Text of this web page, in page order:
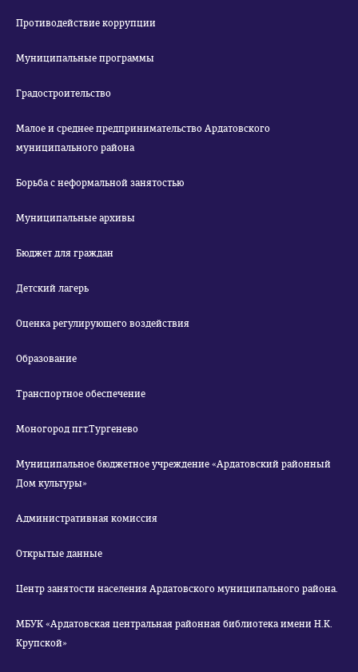
Противодействие коррупции
Муниципальные программы
Градостроительство
Малое и среднее предпринимательство Ардатовского
муниципального района
Борьба с неформальной занятостью
Муниципальные архивы
Бюджет для граждан
Детский лагерь
Оценка регулирующего воздействия
Образование
Транспортное обеспечение
Моногород пгт.Тургенево
Муниципальное бюджетное учреждение «Ардатовский районный
Дом культуры»
Административная комиссия
Открытые данные
Центр занятости населения Ардатовского муниципального района.
МБУК «Ардатовская центральная районная библиотека имени Н.К.
Крупской»